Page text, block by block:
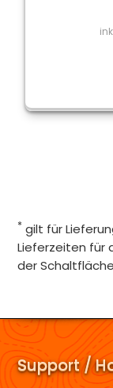
* gilt für
Lieferzeiten für
der
Support /